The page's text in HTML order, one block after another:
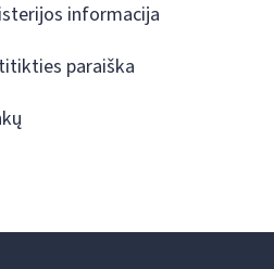
informacija
paraiška